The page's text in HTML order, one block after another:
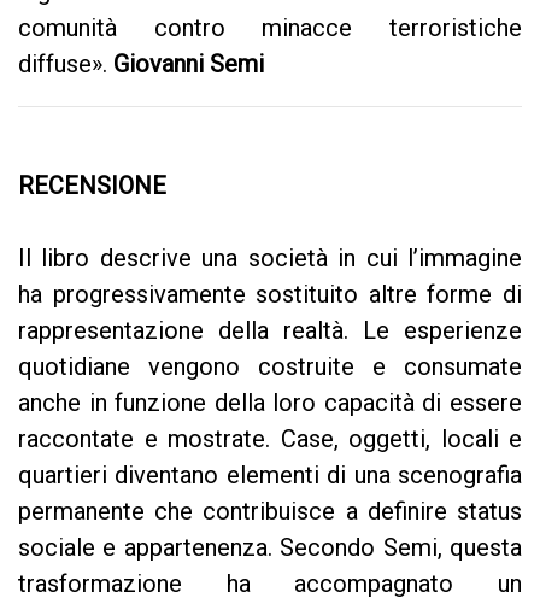
comunità contro minacce terroristiche
diffuse». Giovanni Semi
RECENSIONE
Il libro descrive una società in cui l’immagine
ha progressivamente sostituito altre forme di
rappresentazione della realtà. Le esperienze
quotidiane vengono costruite e consumate
anche in funzione della loro capacità di essere
raccontate e mostrate. Case, oggetti, locali e
quartieri diventano elementi di una scenografia
permanente che contribuisce a definire status
sociale e appartenenza. Secondo Semi, questa
trasformazione ha accompagnato un